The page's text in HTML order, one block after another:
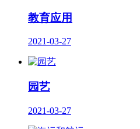
教育应用
2021-03-27
园艺
2021-03-27